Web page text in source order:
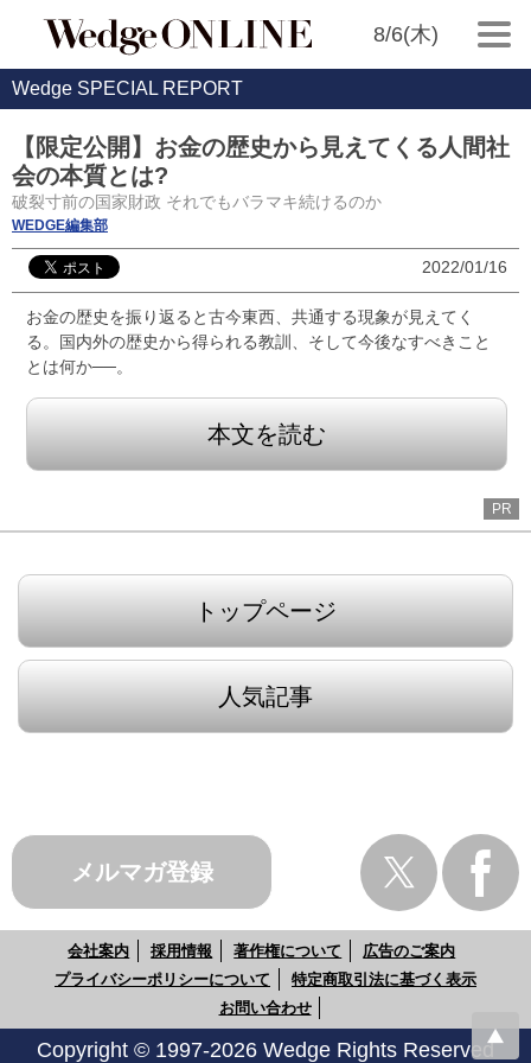
8/6(木)
Wedge SPECIAL REPORT
【限定公開】お金の歴史から見えてくる人間社
会の本質とは?
破裂寸前の国家財政 それでもバラマキ続けるのか
WEDGE編集部
2022/01/16
お金の歴史を振り返ると古今東西、共通する現象が見えてく
る。国内外の歴史から得られる教訓、そして今後なすべきこと
とは何か──。
本文を読む
PR
トップページ
人気記事
メルマガ登録
会社案内 採用情報 著作権について
広告のご案内
プライバシーポリシーについて
特定商取引法に基づく表示
お問い合わせ
Copyright © 1997-2026 Wedge Rights Reserved